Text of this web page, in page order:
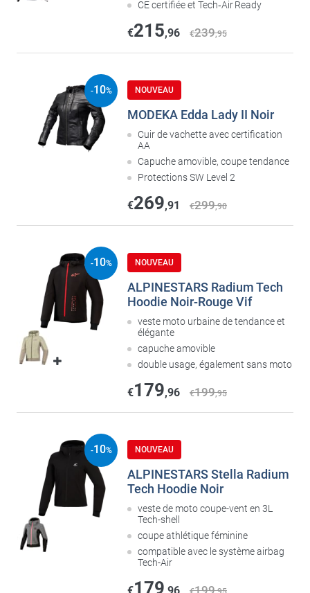
CE certifiée et Tech‑Air Ready
€215,96 €239,95
NOUVEAU
MODEKA Edda Lady II Noir
Cuir de vachette avec certification
AA
Capuche amovible, coupe tendance
Protections SW Level 2
€269,91 €299,90
-10%
NOUVEAU
ALPINESTARS Radium Tech
Hoodie Noir-Rouge Vif
veste moto urbaine de tendance et
élégante
capuche amovible
double usage, également sans moto
€179,96 €199,95
-10%
NOUVEAU
ALPINESTARS Stella Radium
Tech Hoodie Noir
veste de moto coupe-vent en 3L
Tech-shell
coupe athlétique féminine
compatible avec le système airbag
Tech-Air
179
-10%